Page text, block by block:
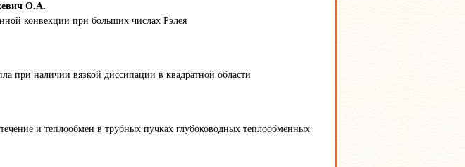
О.А.
конвекции при больших числах Рэлея
при наличии вязкой диссипации в квадратной области
и теплообмен в трубных пучках глубоководных теплообменных